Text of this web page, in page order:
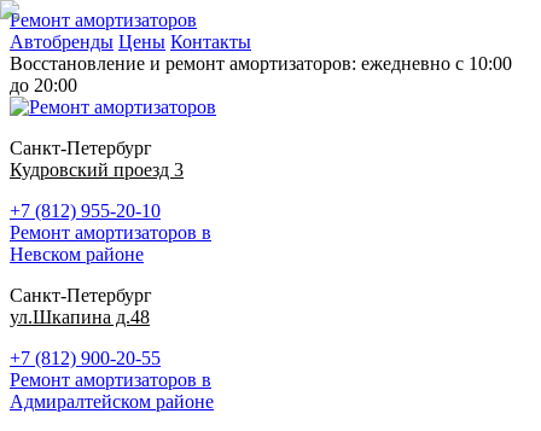
Ремонт амортизаторов
Автобренды Цены Контакты
Восстановление и ремонт амортизаторов: ежедневно с 10:00
до 20:00
Санкт-Петербург
Кудровский проезд 3
+7 (812) 955-20-10
Ремонт амортизаторов в
Невском районе
Санкт-Петербург
ул.Шкапина д.48
+7 (812) 900-20-55
Ремонт амортизаторов в
Адмиралтейском районе